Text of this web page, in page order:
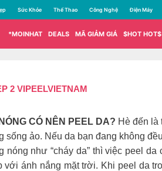
Sức Khỏe Thể Thao Công Nghệ Điện Máy
*MOINHAT DEALS MÃ GIẢM GIÁ $HOT HOT$
2 VIPEELVIETNAM
CÓ NÊN PEEL DA? Hè đến là
sống ảo. Nếu da bạn đang không
nóng như “cháy da” thì việc peel
với ánh nắng mặt trời. Khi peel da